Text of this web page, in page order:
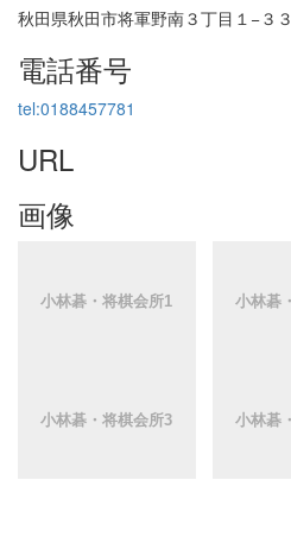
秋田県秋田市将軍野南３丁目１−３３
電話番号
tel:0188457781
URL
画像